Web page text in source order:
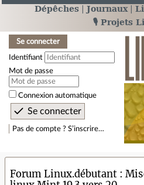
Dépêches Journaux
🎙️ Projets
Se connecter
Identifiant
Mot de passe
Connexion automatique
Pas de compte ? S’inscrire…
Forum Linux.débutant